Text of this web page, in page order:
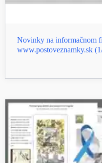
Novinky na informačnom
www.postoveznamky.sk